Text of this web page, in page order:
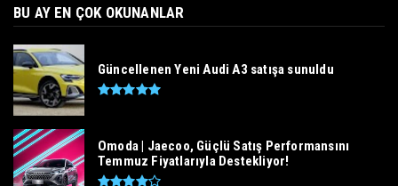
BU AY EN ÇOK OKUNANLAR
Güncellenen Yeni Audi A3 satışa sunuldu
Omoda | Jaecoo, Güçlü Satış Performansını
Temmuz Fiyatlarıyla Destekliyor!